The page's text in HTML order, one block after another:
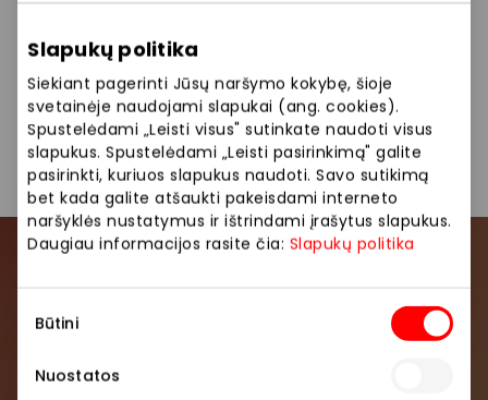
Slapukų politika
Siekiant pagerinti Jūsų naršymo kokybę, šioje
svetainėje naudojami slapukai (ang. cookies).
Spustelėdami „Leisti visus" sutinkate naudoti visus
slapukus. Spustelėdami „Leisti pasirinkimą" galite
pasirinkti, kuriuos slapukus naudoti. Savo sutikimą
bet kada galite atšaukti pakeisdami interneto
naršyklės nustatymus ir ištrindami įrašytus slapukus.
Daugiau informacijos rasite čia: Slapukų politika
pasirinkimas
Būtini
Nuostatos
Siūlome platų prekių pasirinkimą: suknelės, švarkai,
kelnės, marškiniai, megztiniai, paltai, aksesuarai.
Drabužiai Parduotuvės
renginius ir naujausią informaciją iš AKROPOLIS